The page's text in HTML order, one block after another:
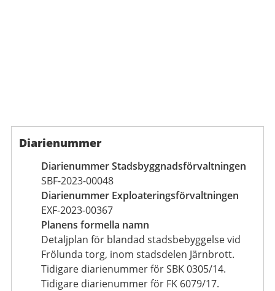
Diarienummer
Diarienummer Stadsbyggnadsförvaltningen
SBF-2023-00048
Diarienummer Exploateringsförvaltningen
EXF-2023-00367
Planens formella namn
Detaljplan för blandad stadsbebyggelse vid
Frölunda torg, inom stadsdelen Järnbrott.
Tidigare diarienummer för SBK 0305/14.
Tidigare diarienummer för FK 6079/17.